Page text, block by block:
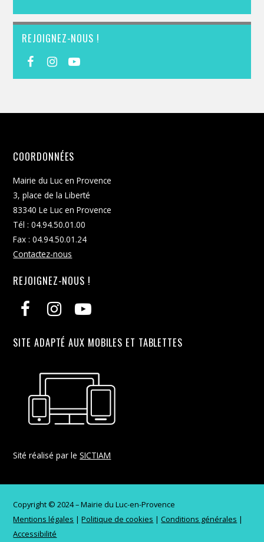
REJOIGNEZ-NOUS !
COORDONNÉES
Mairie du Luc en Provence
3, place de la Liberté
83340 Le Luc en Provence
Tél : 04.94.50.01.00
Fax : 04.94.50.01.24
Contactez-nous
REJOIGNEZ-NOUS !
SITE ADAPTÉ AUX MOBILES ET TABLETTES
Sité réalisé par leSICTIAM
Copyright © 2024 – Mairie du Luc-en-Provence
Mentions légales |Politique de cookies | Conditions générales |
Accessibilité